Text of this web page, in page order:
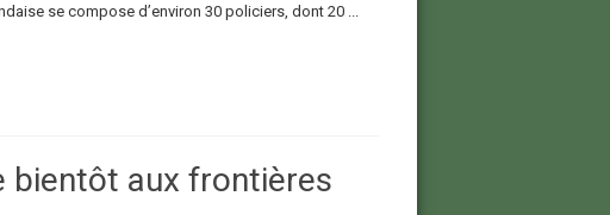
se compose d’environ 30 policiers, dont 20 ...
bientôt aux frontières